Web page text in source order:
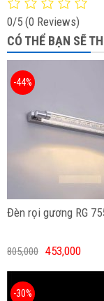
0/5 (0 Reviews)
CÓ THỂ BẠN SẼ
Đèn rọi gương RG
-44%
805,000 453,000
-30%